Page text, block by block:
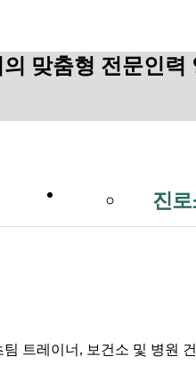
맞춤형 전문인력
진로
트레이너, 보건소 및 병원